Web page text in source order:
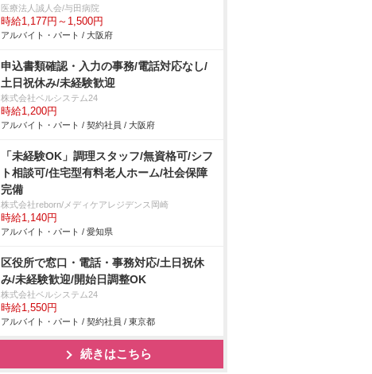
医療法人誠人会/与田病院
時給1,177円～1,500円
アルバイト・パート / 大阪府
申込書類確認・入力の事務/電話対応なし/
土日祝休み/未経験歓迎
株式会社ベルシステム24
時給1,200円
アルバイト・パート / 契約社員 / 大阪府
「未経験OK」調理スタッフ/無資格可/シフ
ト相談可/住宅型有料老人ホーム/社会保障
完備
株式会社reborn/メディケアレジデンス岡崎
時給1,140円
アルバイト・パート / 愛知県
区役所で窓口・電話・事務対応/土日祝休
み/未経験歓迎/開始日調整OK
株式会社ベルシステム24
時給1,550円
アルバイト・パート / 契約社員 / 東京都
続きはこちら